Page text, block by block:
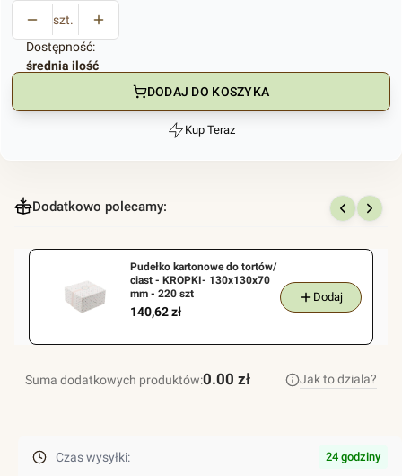
szt.
Dostępność:
średnia ilość
DODAJ DO KOSZYKA
Szybki
Box
obiadowy
Biodegradowalny
cukrowa
Kup Teraz
Dodatkowo polecamy:
Pudełko kartonowe do tortów/
ciast - KROPKI- 130x130x70
mm - 220 szt
Cena
140,62 zł
Dodaj
Suma dodatkowych produktów:0.00 zł Jak to dziala?
Czas wysyłki: 24 godziny